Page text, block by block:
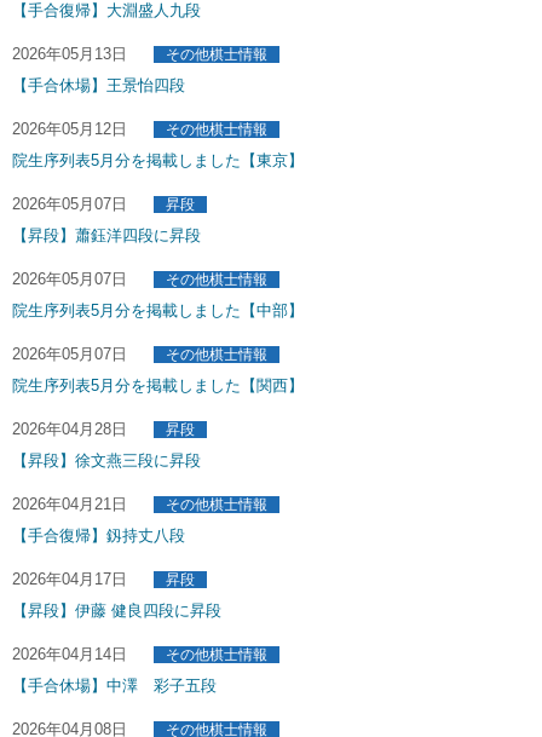
【手合復帰】大淵盛人九段
2026年05月13日 その他棋士情報
【手合休場】王景怡四段
2026年05月12日 その他棋士情報
院生序列表5月分を掲載しました【東京】
2026年05月07日 昇段
【昇段】蕭鈺洋四段に昇段
2026年05月07日 その他棋士情報
院生序列表5月分を掲載しました【中部】
2026年05月07日 その他棋士情報
院生序列表5月分を掲載しました【関西】
2026年04月28日 昇段
【昇段】徐文燕三段に昇段
2026年04月21日 その他棋士情報
【手合復帰】釼持丈八段
2026年04月17日 昇段
【昇段】伊藤 健良四段に昇段
2026年04月14日 その他棋士情報
【手合休場】中澤 彩子五段
2026年04月08日 その他棋士情報